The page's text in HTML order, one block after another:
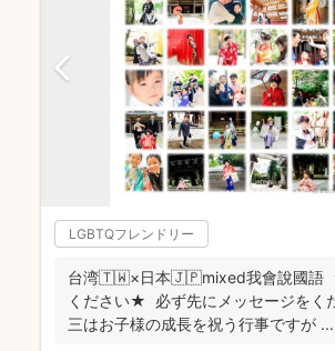
LGBTQフレンドリー
台湾🇹🇼×日本🇯🇵mixed我會說國語
ください★ 必ず先にメッセージをく
三はお子様の成長を祝う行事ですが ...